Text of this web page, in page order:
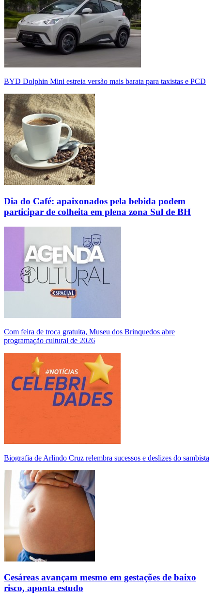
BYD Dolphin Mini estreia versão mais barata para taxistas e PCD
Dia do Café: apaixonados pela bebida podem
participar de colheita em plena zona Sul de BH
Com feira de troca gratuita, Museu dos Brinquedos abre
programação cultural de 2026
Biografia de Arlindo Cruz relembra sucessos e deslizes do sambista
Cesáreas avançam mesmo em gestações de baixo
risco, aponta estudo